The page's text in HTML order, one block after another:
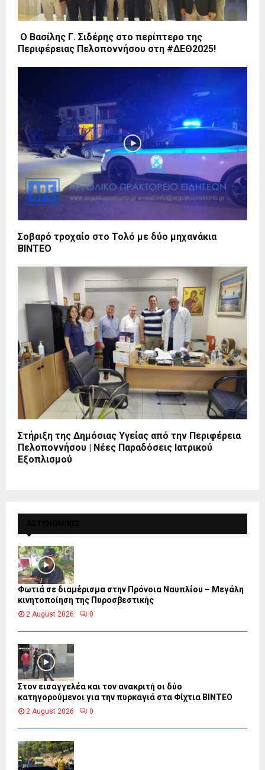
Ο Βασίλης Γ. Σιδέρης στο περίπτερο της
Περιφέρειας Πελοποννήσου στη #ΔΕΘ2025!
Σοβαρό τροχαίο στο Τολό με δύο μηχανάκια
ΒΙΝΤΕΟ
Στήριξη της Δημόσιας Υγείας από την Περιφέρεια
Πελοποννήσου | Νέες Παραδόσεις Ιατρικού
Εξοπλισμού
Φωτιά σε διαμέρισμα στην Πρόνοια Ναυπλίου – Μεγάλη
κινητοποίηση της Πυροσβεστικής
2 August 2026 0
Στον εισαγγελέα και τον ανακριτή οι δύο
κατηγορούμενοι για την πυρκαγιά στα Φίχτια ΒΙΝΤΕΟ
2 August 2026 0